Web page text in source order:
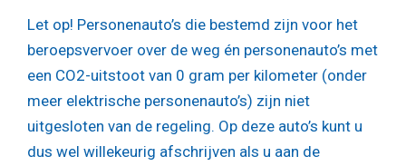
Let op! Personenauto’s die bestemd zijn voor het
beroepsvervoer over de weg én personenauto’s met
een CO2-uitstoot van 0 gram per kilometer (onder
meer elektrische personenauto’s) zijn niet
uitgesloten van de regeling. Op deze auto’s kunt u
dus wel willekeurig afschrijven als u aan de